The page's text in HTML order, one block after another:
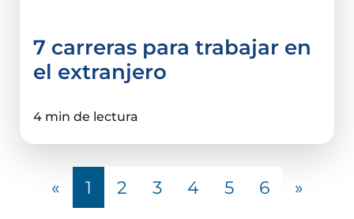
7 carreras para trabajar en
el extranjero
4 min de lectura
« 1 2 3 4 5 6 »